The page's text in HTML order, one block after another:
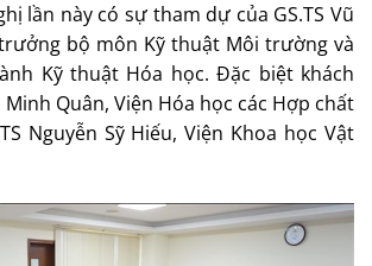
lần này có sự tham dự của GS.TS Vũ
bộ môn Kỹ thuật Môi trường và
Kỹ thuật Hóa học. Đặc biệt khách
Minh Quân, Viện Hóa học các Hợp chất
Nguyễn Sỹ Hiếu, Viện Khoa học Vật